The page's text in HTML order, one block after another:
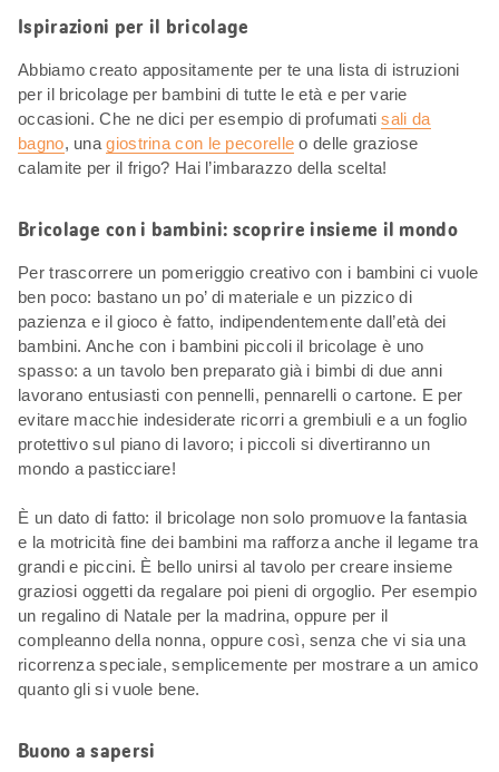
Ispirazioni per il bricolage
Abbiamo creato appositamente per te una lista di istruzioni
per il bricolage per bambini di tutte le età e per varie
occasioni. Che ne dici per esempio di profumatisali da
bagno, unagiostrina con le pecorelle o delle graziose
calamite per il frigo? Hai l’imbarazzo della scelta!
Bricolage con i bambini: scoprire insieme il mondo
Per trascorrere un pomeriggio creativo con i bambini ci vuole
ben poco: bastano un po’ di materiale e un pizzico di
pazienza e il gioco è fatto, indipendentemente dall’età dei
bambini. Anche con i bambini piccoli il bricolage è uno
spasso: a un tavolo ben preparato già i bimbi di due anni
lavorano entusiasti con pennelli, pennarelli o cartone. E per
evitare macchie indesiderate ricorri a grembiuli e a un foglio
protettivo sul piano di lavoro; i piccoli si divertiranno un
mondo a pasticciare!
È un dato di fatto: il bricolage non solo promuove la fantasia
e la motricità fine dei bambini ma rafforza anche il legame tra
grandi e piccini. È bello unirsi al tavolo per creare insieme
graziosi oggetti da regalare poi pieni di orgoglio. Per esempio
un regalino di Natale per la madrina, oppure per il
compleanno della nonna, oppure così, senza che vi sia una
ricorrenza speciale, semplicemente per mostrare a un amico
quanto gli si vuole bene.
Buono a sapersi